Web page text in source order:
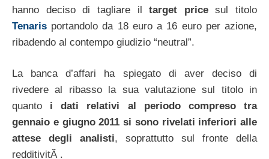
hanno deciso di tagliare iltarget pricesul titolo
Tenaris portandolo da 18 euro a 16 euro per azione,
ribadendo al contempo giudizio “neutral”.
La banca d’affari ha spiegato di aver deciso di
rivedere al ribasso la sua valutazione sul titolo in
quanto i dati relativi al periodo compreso tra
gennaio e giugno 2011 si sono rivelati inferiori alle
attese degli analisti, soprattutto sul fronte della
redditivitÃ .